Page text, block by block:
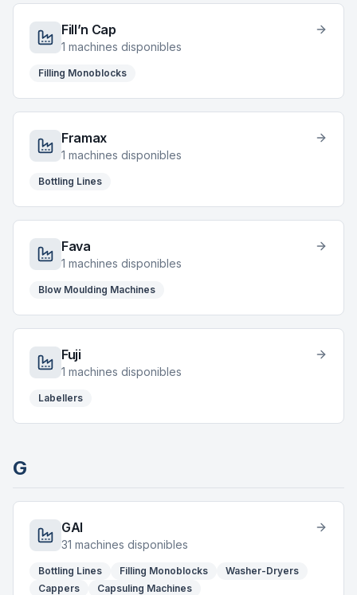
Fill’n Cap
1 machines disponibles
Filling Monoblocks
Framax
1 machines disponibles
Bottling Lines
Fava
1 machines disponibles
Blow Moulding Machines
Fuji
1 machines disponibles
Labellers
G
GAI
31 machines disponibles
Bottling Lines Filling Monoblocks
Washer-Dryers
Cappers
Capsuling Machines